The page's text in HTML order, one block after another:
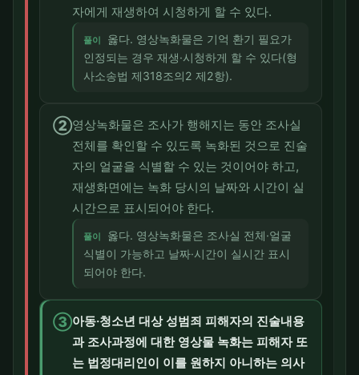
자에게 재생하여 시청하게 할 수 있다.
풀이
옳다. 영상녹화물은 기억 환기 필요가
인정되는 경우 재생·시청하게 할 수 있다(형
사소송법 제318조의2 제2항).
②영상녹화물은 조사가 행해지는 동안 조사실
전체를 확인할 수 있도록 녹화된 것으로 진술
자의 얼굴을 식별할 수 있는 것이어야 하고,
재생화면에는 녹화 당시의 날짜와 시간이 실
시간으로 표시되어야 한다.
풀이
옳다. 영상녹화물은 조사실 전체·얼굴
식별이 가능하고 날짜·시간이 실시간 표시
되어야 한다.
③아동·청소년 대상 성범죄 피해자의 진술내용
과 조사과정에 대한 영상물 녹화는 피해자 또
는 법정대리인이 이를 원하지 아니하는 의사